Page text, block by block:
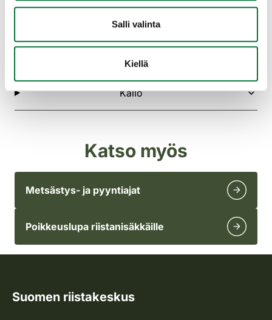
Salli valinta
Kiellä
Jätökset
Metsästys
Kallo
Katso myös
Metsästys- ja pyyntiajat
Poikkeuslupa riistanisäkkäille
Suomen riistakeskus